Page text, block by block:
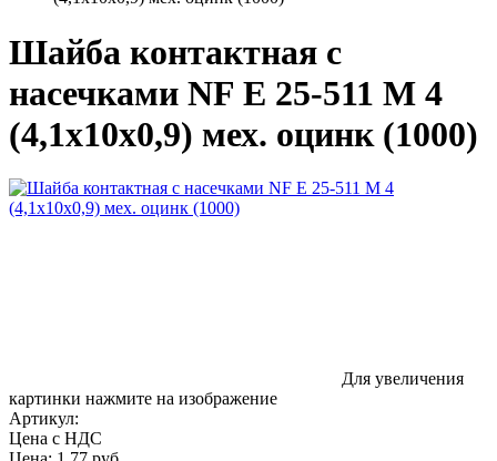
Шайба контактная с
насечками NF E 25-511 M 4
(4,1x10x0,9) мех. оцинк (1000)
Для увеличения
картинки нажмите на изображение
Артикул:
Цена с НДС